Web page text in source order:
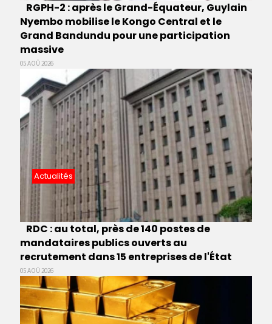
RGPH-2 : après le Grand-Équateur, Guylain
Nyembo mobilise le Kongo Central et le
Grand Bandundu pour une participation
massive
05 AOÛ 2026
Actualités
RDC : au total, près de 140 postes de
mandataires publics ouverts au
recrutement dans 15 entreprises de l'État
05 AOÛ 2026